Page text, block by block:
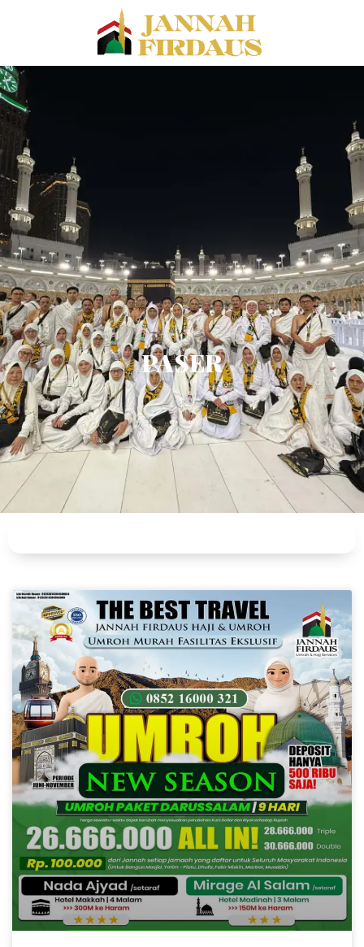
PASER